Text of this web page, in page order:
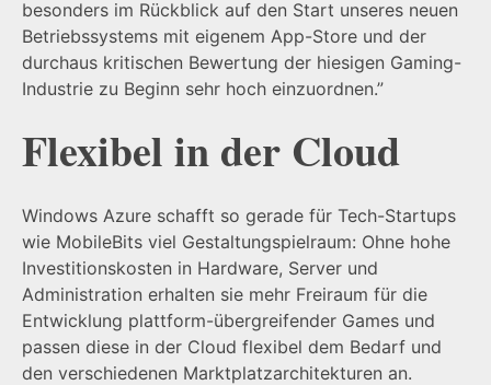
besonders im Rückblick auf den Start unseres neuen
Betriebssystems mit eigenem App-Store und der
durchaus kritischen Bewertung der hiesigen Gaming-
Industrie zu Beginn sehr hoch einzuordnen.”
Flexibel in der Cloud
Windows Azure schafft so gerade für Tech-Startups
wie MobileBits viel Gestaltungspielraum: Ohne hohe
Investitionskosten in Hardware, Server und
Administration erhalten sie mehr Freiraum für die
Entwicklung plattform-übergreifender Games und
passen diese in der Cloud flexibel dem Bedarf und
den verschiedenen Marktplatzarchitekturen an.